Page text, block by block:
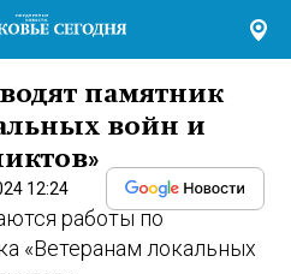
памятник
войн и
12:24
работы по
«Ветеранам локальных